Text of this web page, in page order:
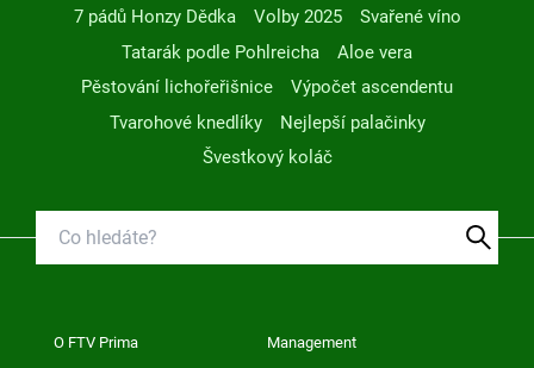
7 pádů Honzy Dědka
Volby 2025
Svařené víno
Tatarák podle Pohlreicha
Aloe vera
Pěstování lichořeřišnice
Výpočet ascendentu
Tvarohové knedlíky
Nejlepší palačinky
Švestkový koláč
O FTV Prima Management